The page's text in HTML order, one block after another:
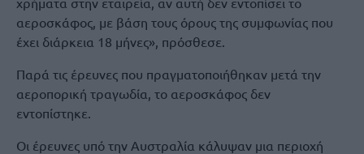
αεροσκάφος, με βάση τους όρους της συμφωνίας που
έχει διάρκεια 18 μήνες», πρόσθεσε.
Παρά τις έρευνες που πραγματοποιήθηκαν μετά την
αεροπορική τραγωδία, το αεροσκάφος δεν
εντοπίστηκε.
Οι έρευνες υπό την Αυστραλία κάλυψαν μια περιοχή